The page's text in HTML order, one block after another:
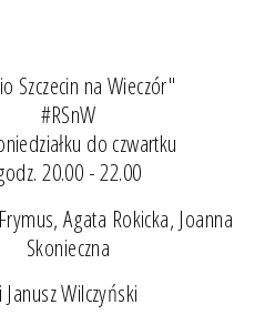
Szczecin na Wieczór"
#RSnW
do czwartku
20.00 - 22.00
Agata Rokicka, Joanna
Skonieczna
i Janusz Wilczyński